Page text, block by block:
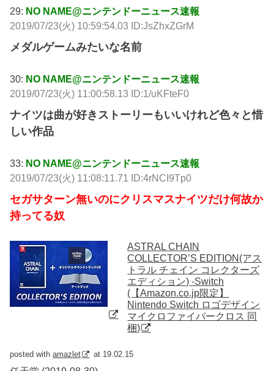
29: NO NAME@ニンテンドーニュース速報
2019/07/23(火) 10:59:54.03 ID:JsZhxZGrM
メダルゲームみたいな名前
30: NO NAME@ニンテンドーニュース速報
2019/07/23(火) 11:00:58.13 ID:1/uKFteF0
ナイツは曲が好きストーリーもいいけれど色々と惜
しい作品
33: NO NAME@ニンテンドーニュース速報
2019/07/23(火) 11:08:11.71 ID:4rNCI9Tp0
セガサターン無いのにクリスマスナイツだけ何故か
持ってる奴
ASTRAL CHAIN
COLLECTOR’S EDITION(アス
トラル チェイン コレクターズ
エディション) -Switch
(【Amazon.co.jp限定】
Nintendo Switch ロゴデザイン
マイクロファイバークロス 同
梱)
posted withamazlet at 19.02.15